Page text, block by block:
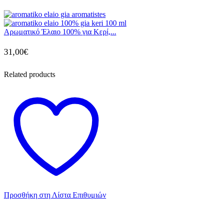
Αρωματικό Έλαιο 100% για Κερί,...
31,00€
Related products
Προσθήκη στη Λίστα Επιθυμιών